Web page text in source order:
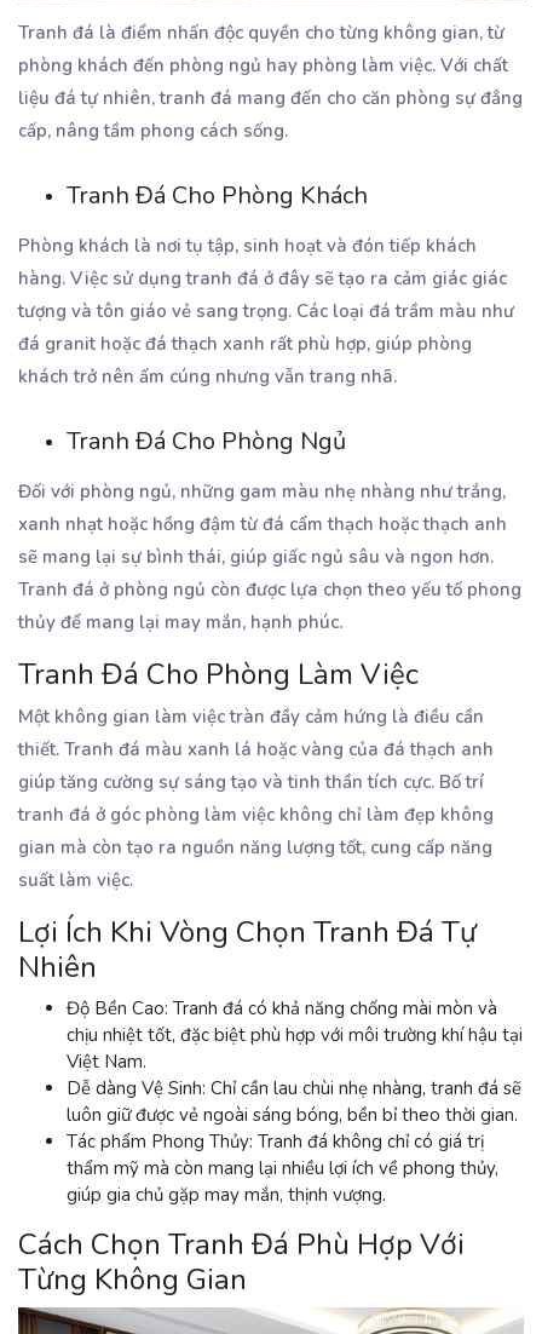
Tranh đá là điểm nhấn độc quyền cho từng không gian, từ
phòng khách đến phòng ngủ hay phòng làm việc. Với chất
liệu đá tự nhiên, tranh đá mang đến cho căn phòng sự đẳng
cấp, nâng tầm phong cách sống.
Tranh Đá Cho Phòng Khách
Phòng khách là nơi tụ tập, sinh hoạt và đón tiếp khách
hàng. Việc sử dụng tranh đá ở đây sẽ tạo ra cảm giác giác
tượng và tôn giáo vẻ sang trọng. Các loại đá trầm màu như
đá granit hoặc đá thạch xanh rất phù hợp, giúp phòng
khách trở nên ấm cúng nhưng vẫn trang nhã.
Tranh Đá Cho Phòng Ngủ
Đối với phòng ngủ, những gam màu nhẹ nhàng như trắng,
xanh nhạt hoặc hồng đậm từ đá cẩm thạch hoặc thạch anh
sẽ mang lại sự bình thái, giúp giấc ngủ sâu và ngon hơn.
Tranh đá ở phòng ngủ còn được lựa chọn theo yếu tố phong
thủy để mang lại may mắn, hạnh phúc.
Tranh Đá Cho Phòng Làm Việc
Một không gian làm việc tràn đầy cảm hứng là điều cần
thiết. Tranh đá màu xanh lá hoặc vàng của đá thạch anh
giúp tăng cường sự sáng tạo và tinh thần tích cực. Bố trí
tranh đá ở góc phòng làm việc không chỉ làm đẹp không
gian mà còn tạo ra nguồn năng lượng tốt, cung cấp năng
suất làm việc.
Lợi Ích Khi Vòng Chọn Tranh Đá Tự
Nhiên
Độ Bền Cao: Tranh đá có khả năng chống mài mòn và
chịu nhiệt tốt, đặc biệt phù hợp với môi trường khí hậu tại
Việt Nam.
Dễ dàng Vệ Sinh: Chỉ cần lau chùi nhẹ nhàng, tranh đá sẽ
luôn giữ được vẻ ngoài sáng bóng, bền bỉ theo thời gian.
Tác phẩm Phong Thủy: Tranh đá không chỉ có giá trị
thẩm mỹ mà còn mang lại nhiều lợi ích về phong thủy,
giúp gia chủ gặp may mắn, thịnh vượng.
Cách Chọn Tranh Đá Phù Hợp Với
Từng Không Gian